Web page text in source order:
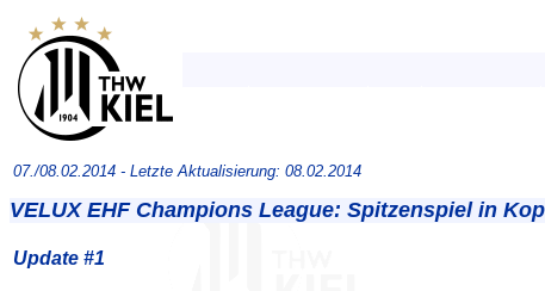
07./08.02.2014 - Letzte Aktualisierung: 08.02.2014
VELUX EHF Champions League: Spitzenspiel in
Update #1